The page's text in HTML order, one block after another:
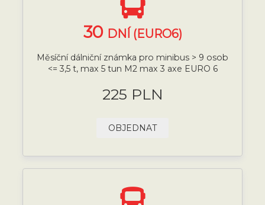
30 DNÍ (EURO6)
Měsíční dálniční známka pro minibus > 9 osob
<= 3,5 t, max 5 tun M2 max 3 axe EURO 6
225 PLN
OBJEDNAT